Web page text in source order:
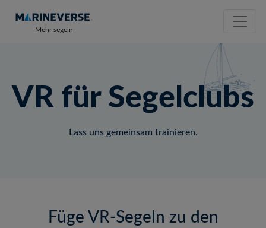
Mehr segeln
VR für Segelclubs
Lass uns gemeinsam trainieren.
Füge VR-Segeln zu den